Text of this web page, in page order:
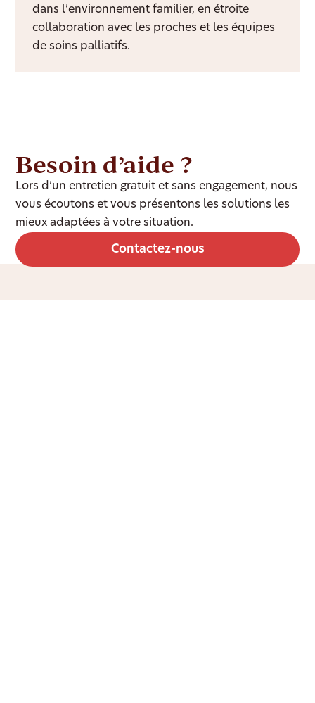
dans l’environnement familier, en étroite
collaboration avec les proches et les équipes
de soins palliatifs.
Besoin d’aide ?
Lors d’un entretien gratuit et sans engagement, nous
vous écoutons et vous présentons les solutions les
mieux adaptées à votre situation.
Contactez-nous